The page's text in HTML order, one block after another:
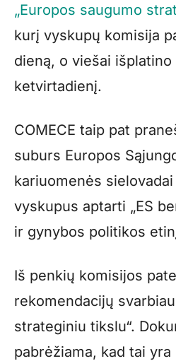
„Europos saugumo
kurį vyskupų komisija
dieną, o viešai išplatino
ketvirtadienį.
COMECE taip pat
suburs Europos
kariuomenės
vyskupus aptarti „ES
ir gynybos politikos
Iš penkių komisijos
rekomendacijų
strateginiu tikslu“.
pabrėžiama, kad tai